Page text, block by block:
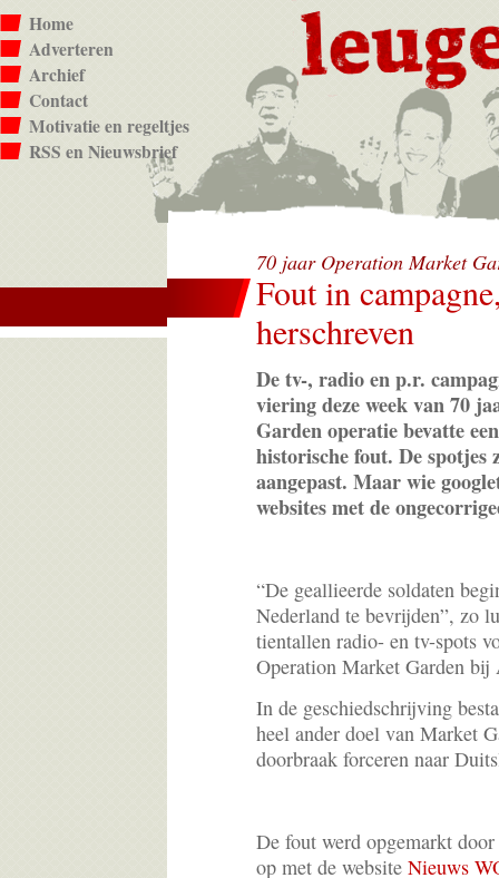
Home
Adverteren
Archief
Contact
Motivatie en regeltjes
RSS en Nieuwsbrief
70 jaar Operation Market
Fout in
herschreven
De tv-, radio en p.r.
viering deze week van 70
Garden operatie bevatte
historische fout. De spotjes
aangepast. Maar wie
websites met de
“De geallieerde soldaten
Nederland te bevrijden”, zo
tientallen radio- en tv-spots
Operation Market Garden
In de geschiedschrijving
heel ander doel van Market
doorbraak forceren naar
De fout werd opgemarkt
op met de website Nieuws